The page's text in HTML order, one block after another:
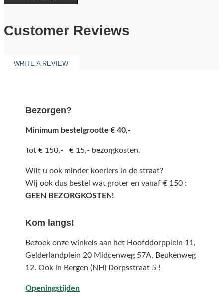
Customer Reviews
WRITE A REVIEW
Bezorgen?
Minimum bestelgrootte € 40,-
Tot € 150,- € 15,- bezorgkosten.
Wilt u ook minder koeriers in de straat?
Wij ook dus bestel wat groter en vanaf € 150 :
GEEN BEZORGKOSTEN!
Kom langs!
Bezoek onze winkels aan het Hoofddorpplein 11,
Gelderlandplein 20 Middenweg 57A, Beukenweg
12.Ook in Bergen (NH) Dorpsstraat 5 !
Openingstijden